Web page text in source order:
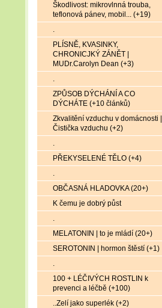
Škodlivost: mikrovlnná trouba,
teflonová pánev, mobil... (+19)
.
PLÍSNĚ, KVASINKY,
CHRONICJKÝ ZÁNĚT |
MUDr.Carolyn Dean (+3)
.
ZPŮSOB DÝCHÁNÍ A CO
DÝCHÁTE (+10 článků)
Zkvalitění vzduchu v domácnosti |
Čistička vzduchu (+2)
.
PŘEKYSELENÉ TĚLO (+4)
.
OBČASNÁ HLADOVKA (20+)
K čemu je dobrý půst
.
MELATONIN | to je mládí (20+)
SEROTONIN | hormon štěstí (+1)
.
100 + LÉČIVÝCH ROSTLIN k
prevenci a léčbě (+100)
..Zelí jako superlék (+2)